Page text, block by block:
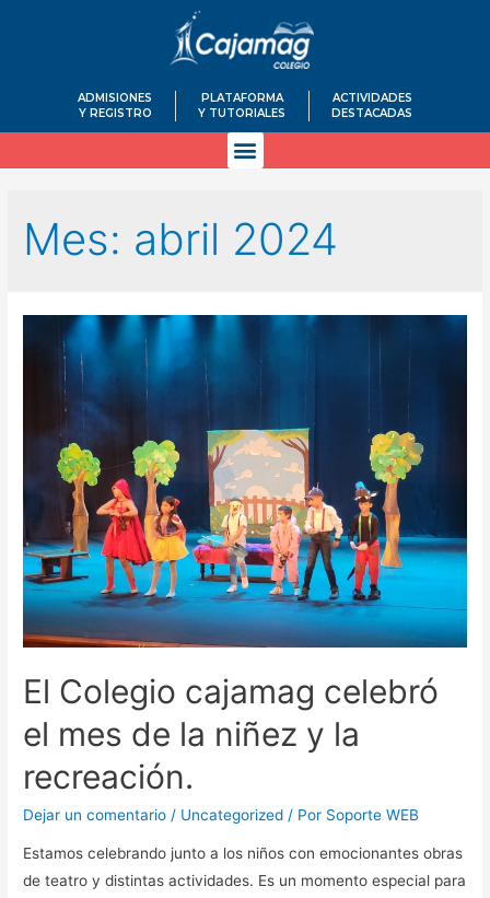
ADMISIONES
Y REGISTRO
PLATAFORMA
Y TUTORIALES
ACTIVIDADES
DESTACADAS
Mes: abril 2024
El Colegio cajamag celebró
el mes de la niñez y la
recreación.
Dejar un comentario / Uncategorized / Por Soporte WEB
Estamos celebrando junto a los niños con emocionantes obras
de teatro y distintas actividades. Es un momento especial para